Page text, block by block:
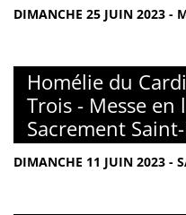
DIMANCHE 25 JUIN 2023 -
Homélie du
Trois - Messe en
Sacrement
DIMANCHE 11 JUIN 2023 -